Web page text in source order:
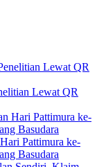
Lewat QR
Pattimura ke-
Basudara